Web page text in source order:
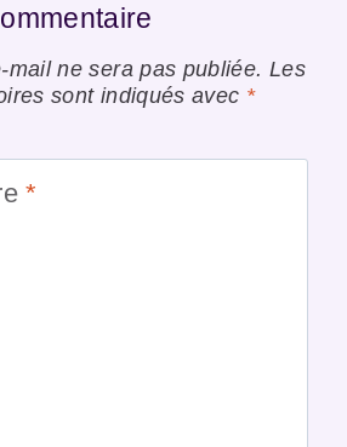
mail ne sera pas publiée. Les
sont indiqués avec *
*